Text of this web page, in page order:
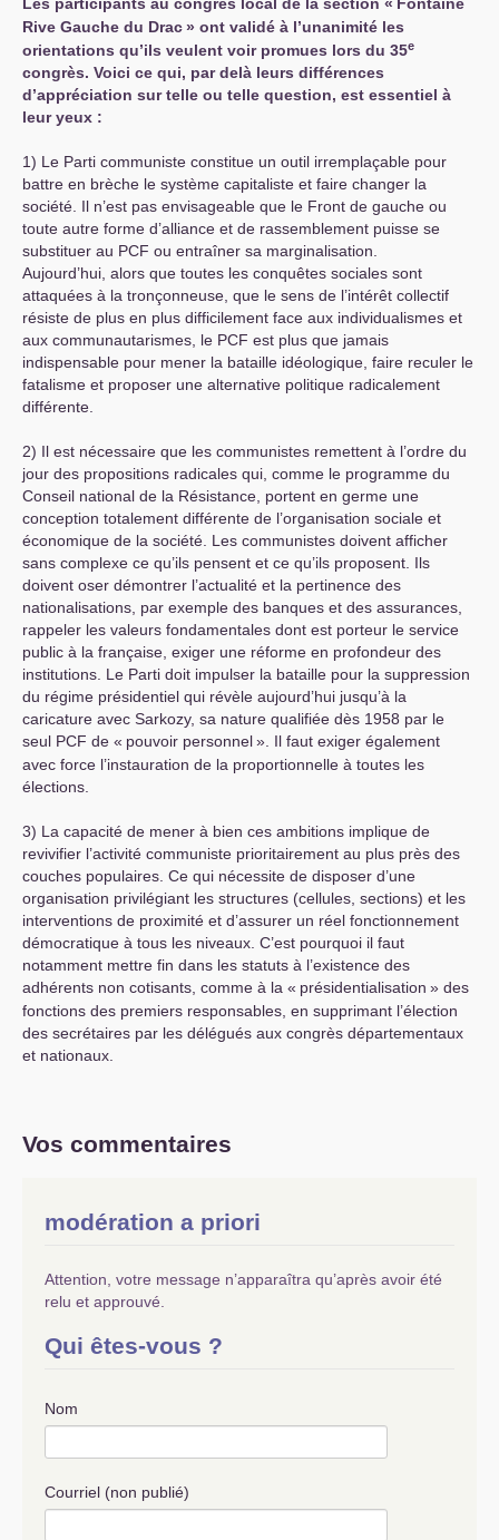
Rive Gauche du Drac» ont validé à l’unanimité les
orientations qu’ils veulent voir promues lors du 35e
congrès. Voici ce qui, par delà leurs différences
d’appréciation sur telle ou telle question, est essentiel à
leur yeux :
1) Le Parti communiste constitue un outil irremplaçable pour
battre en brèche le système capitaliste et faire changer la
société. Il n’est pas envisageable que le Front de gauche ou
toute autre forme d’alliance et de rassemblement puisse se
substituer au PCF ou entraîner sa marginalisation.
Aujourd’hui, alors que toutes les conquêtes sociales sont
attaquées à la tronçonneuse, que le sens de l’intérêt collectif
résiste de plus en plus difficilement face aux individualismes et
aux communautarismes, le PCF est plus que jamais
indispensable pour mener la bataille idéologique, faire reculer le
fatalisme et proposer une alternative politique radicalement
différente.
2) Il est nécessaire que les communistes remettent à l’ordre du
jour des propositions radicales qui, comme le programme du
Conseil national de la Résistance, portent en germe une
conception totalement différente de l’organisation sociale et
économique de la société. Les communistes doivent afficher
sans complexe ce qu’ils pensent et ce qu’ils proposent. Ils
doivent oser démontrer l’actualité et la pertinence des
nationalisations, par exemple des banques et des assurances,
rappeler les valeurs fondamentales dont est porteur le service
public à la française, exiger une réforme en profondeur des
institutions. Le Parti doit impulser la bataille pour la suppression
du régime présidentiel qui révèle aujourd’hui jusqu’à la
caricature avec Sarkozy, sa nature qualifiée dès 1958 par le
seul PCF de « pouvoir personnel». Il faut exiger également
avec force l’instauration de la proportionnelle à toutes les
élections.
3) La capacité de mener à bien ces ambitions implique de
revivifier l’activité communiste prioritairement au plus près des
couches populaires. Ce qui nécessite de disposer d’une
organisation privilégiant les structures (cellules, sections) et les
interventions de proximité et d’assurer un réel fonctionnement
démocratique à tous les niveaux. C’est pourquoi il faut
notamment mettre fin dans les statuts à l’existence des
adhérents non cotisants, comme à la « présidentialisation » des
fonctions des premiers responsables, en supprimant l’élection
des secrétaires par les délégués aux congrès départementaux
et nationaux.
Vos commentaires
modération a priori
Attention, votre message n’apparaîtra qu’après avoir été
relu et approuvé.
Qui êtes-vous ?
Nom
Courriel (non publié)